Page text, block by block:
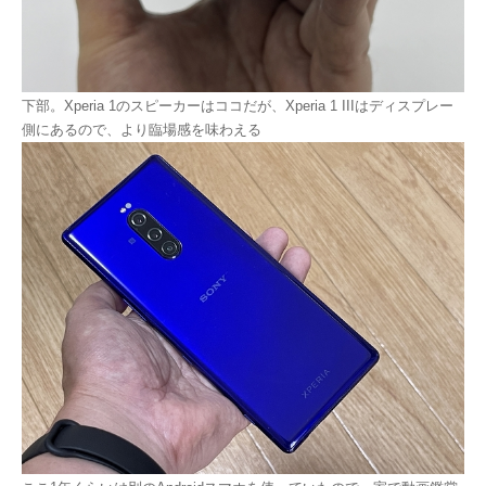
下部。Xperia 1のスピーカーはココだが、Xperia 1 IIIはディスプレー
側にあるので、より臨場感を味わえる